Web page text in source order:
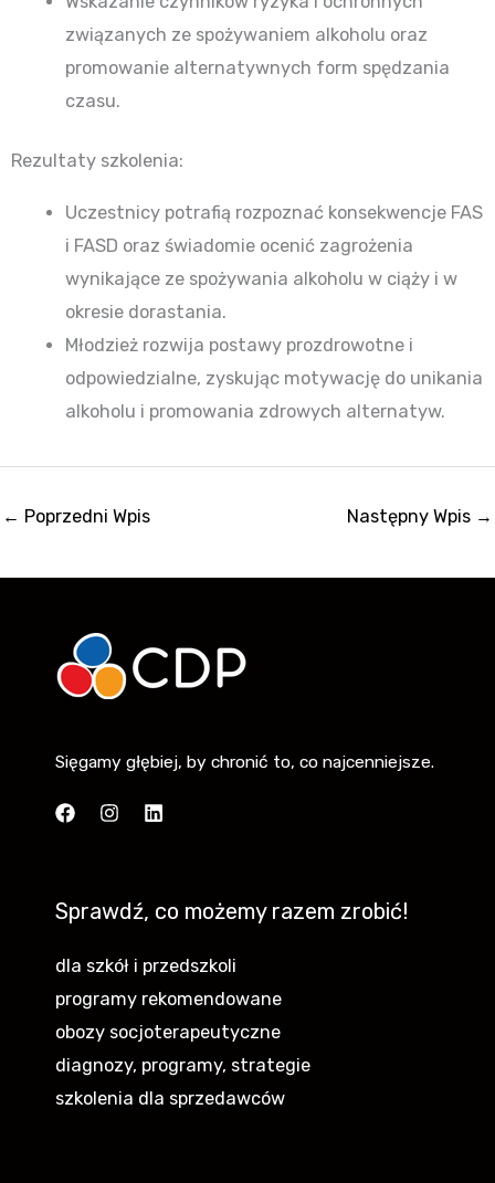
związanych ze spożywaniem alkoholu oraz
promowanie alternatywnych form spędzania
czasu.
Rezultaty szkolenia:
Uczestnicy potrafią rozpoznać konsekwencje FAS
i FASD oraz świadomie ocenić zagrożenia
wynikające ze spożywania alkoholu w ciąży i w
okresie dorastania.
Młodzież rozwija postawy prozdrowotne i
odpowiedzialne, zyskując motywację do unikania
alkoholu i promowania zdrowych alternatyw.
← Poprzedni Wpis Następny Wpis →
Sięgamy głębiej, by chronić to, co najcenniejsze.
Sprawdź, co możemy razem zrobić!
dla szkół i przedszkoli
programy rekomendowane
obozy socjoterapeutyczne
diagnozy, programy, strategie
szkolenia dla sprzedawców